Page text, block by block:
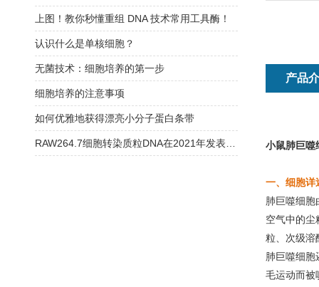
产品
小鼠肺巨噬
一、细胞详
肺巨噬细胞
空气中的尘
粒、次级溶
肺巨噬细胞
毛运动而被
上图！教你秒懂重组 DNA 技术常用工具酶！
认识什么是单核细胞？
无菌技术：细胞培养的第一步
细胞培养的注意事项
如何优雅地获得漂亮小分子蛋白条带